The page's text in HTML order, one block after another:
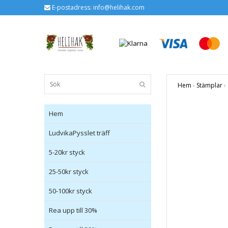
E-postadress: info@helihak.com
Hem
LudvikaPysslet träff
5-20kr styck
25-50kr styck
50-100kr styck
Rea upp till 30%
Hem › Stämplar›